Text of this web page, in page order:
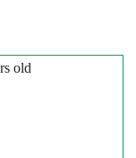
old